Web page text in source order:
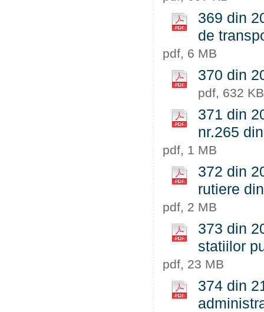
369 din
de
pdf, 6 MB
370 din
pdf, 632 KB
371 din
nr.265
pdf, 1 MB
372 din
rutiere
pdf, 2 MB
373 din
statiilor
pdf, 23 MB
374 din